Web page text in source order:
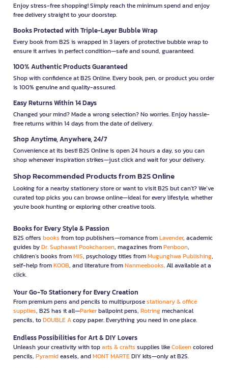
Enjoy stress-free shopping! Simply reach the minimum spend and enjoy
free delivery straight to your doorstep.
Books Protected with Triple-Layer Bubble Wrap
Every book from B2S is wrapped in 3 layers of protective bubble wrap to
ensure it arrives in perfect condition—safe and sound, guaranteed.
100% Authentic Products Guaranteed
Shop with confidence at B2S Online. Every book, pen, or product you order
is 100% genuine and quality-assured.
Easy Returns Within 14 Days
Changed your mind? Made a wrong selection? No worries. Enjoy hassle-
free returns within 14 days from the date of delivery.
Shop Anytime, Anywhere, 24/7
Convenience at its best! B2S Online is open 24 hours a day, so you can
shop whenever inspiration strikes—just click and wait for your delivery.
Shop Recommended Products from B2S Online
Looking for a nearby stationery store or want to visit B2S but can't? We’ve
curated top picks you can browse online—ideal for every lifestyle, whether
you're book hunting or exploring other creative tools.
Books for Every Style & Passion
B2S offers books from top publishers—romance fromLavender, academic
guides byDr. Suphawat Pookcharoen, magazines fromPenboon,
children’s books fromMIS, psychology titles fromMugunghwa Publishing,
self-help fromKOOB, and literature fromNanmeebooks. All available at a
click.
Your Go-To Stationery for Every Creation
From premium pens and pencils to multipurposestationary & office
supplies, B2S has it all—Parkerballpoint pens, Rotringmechanical
pencils, toDOUBLE Acopy paper. Everything you need in one place.
Endless Possibilities for Art & DIY Lovers
Unleash your creativity with toparts & crafts supplies likeColleencolored
pencils, Pyramideasels, andMONT MARTEDIY kits—only at B2S.